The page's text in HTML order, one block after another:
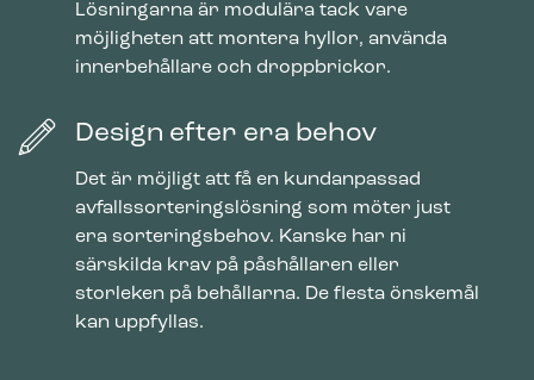
Lösningarna är modulära tack vare
möjligheten att montera hyllor, använda
innerbehållare och droppbrickor.
Design efter era behov
Det är möjligt att få en kundanpassad
avfallssorteringslösning som möter just
era sorteringsbehov. Kanske har ni
särskilda krav på påshållaren eller
storleken på behållarna. De flesta önskemål
kan uppfyllas.